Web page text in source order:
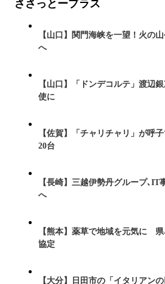
ささっとープラス
【山口】関門海峡を一望！火の
へ
【山口】「ドンデコルテ」渡辺
使に
【佐賀】「チャリチャリ」が呼
20台
【長崎】三越伊勢丹グループ､IT
へ
【熊本】薬草で地域を元気に
協定
【大分】日田市の「イタリアン